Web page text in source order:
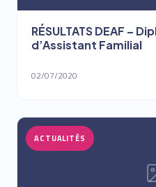
RÉSULTATS DEAF –
d’Assistant Familial
02/07/2020
ACTUALITÉS